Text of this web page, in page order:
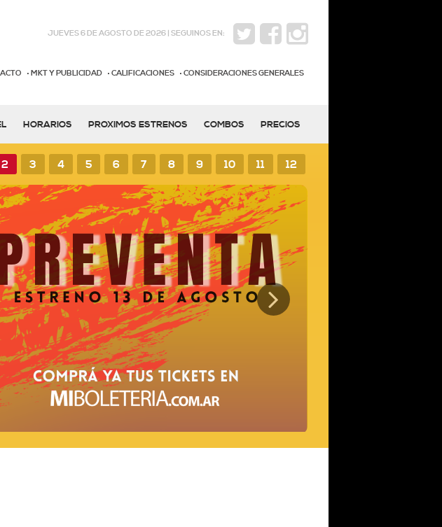
JUEVES 6 DE AGOSTO DE 2026 | SEGUINOS EN:
MKT Y PUBLICIDAD CALIFICACIONES CONSIDERACIONES GENERALES
HORARIOS PROXIMOS ESTRENOS COMBOS PRECIOS
2 3 4 5 6 7 8 9 10 11 12